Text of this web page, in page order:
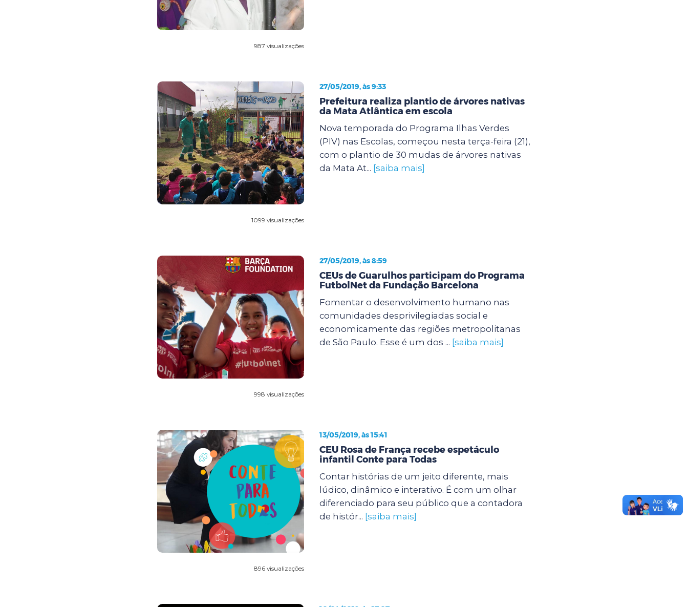
987 visualizações
1099 visualizações
27/05/2019, às 9:33
Prefeitura realiza plantio de árvores nativas
da Mata Atlântica em escola
Nova temporada do Programa Ilhas Verdes
(PIV) nas Escolas, começou nesta terça-feira (21),
com o plantio de 30 mudas de árvores nativas
da Mata At... [saiba mais]
998 visualizações
27/05/2019, às 8:59
CEUs de Guarulhos participam do Programa
FutbolNet da Fundação Barcelona
Fomentar o desenvolvimento humano nas
comunidades desprivilegiadas social e
economicamente das regiões metropolitanas
de São Paulo. Esse é um dos ... [saiba mais]
896 visualizações
13/05/2019, às 15:41
CEU Rosa de França recebe espetáculo
infantil Conte para Todas
Contar histórias de um jeito diferente, mais
lúdico, dinâmico e interativo. É com um olhar
diferenciado para seu público que a contadora
de histór... [saiba mais]